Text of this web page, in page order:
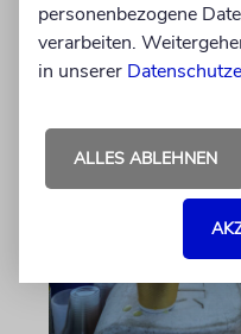
07.08.2026
personenbezogene
verarbeiten.
in unserer
ALLES ABLEHNEN